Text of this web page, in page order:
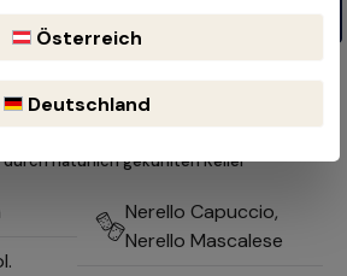
In den Warenkorb
Versand durch DHL oder der öst.
durch natürlich gekühlten Keller
Nerello Capuccio,
Nerello Mascalese
Österreich
Deutschland